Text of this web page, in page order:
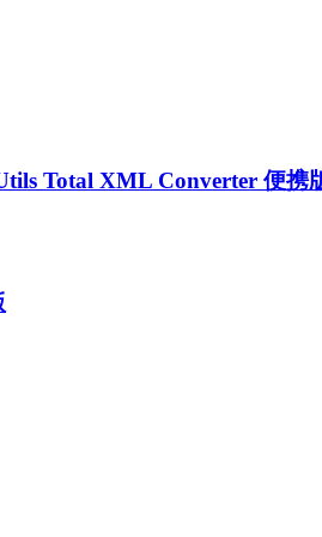
Total XML Converter 便携